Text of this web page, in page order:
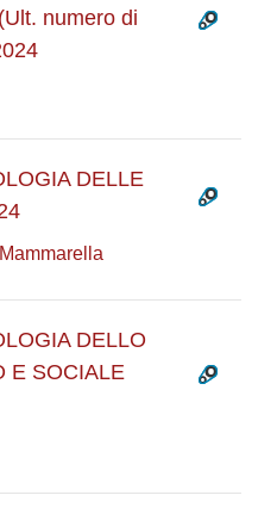
numero di
DELLE
DELLO
E SOCIALE